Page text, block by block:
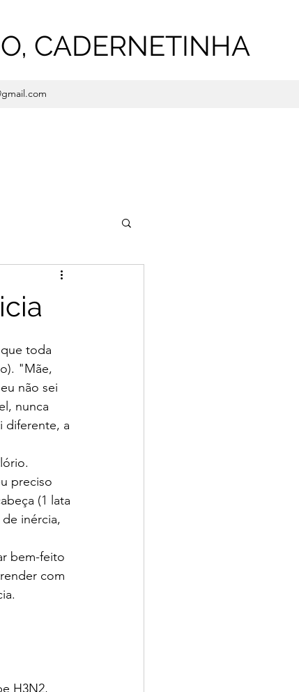
CADERNETINHA
toda
"Mãe,
não sei
nunca
diferente, a
preciso
(1 lata
inércia,
bem-feito
com
H3N2,